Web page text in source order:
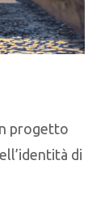
progetto
di